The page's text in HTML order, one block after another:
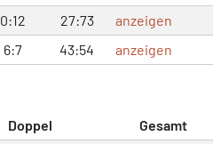
0:12 27:73
anzeigen
6:7 43:54 anzeigen
Doppel
Gesamt